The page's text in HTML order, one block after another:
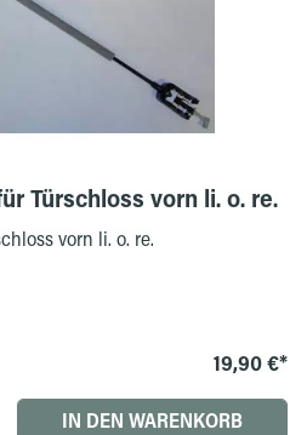
Türschloss vorn li. o. re.
vorn li. o. re.
19,90 €*
IN DEN WARENKORB